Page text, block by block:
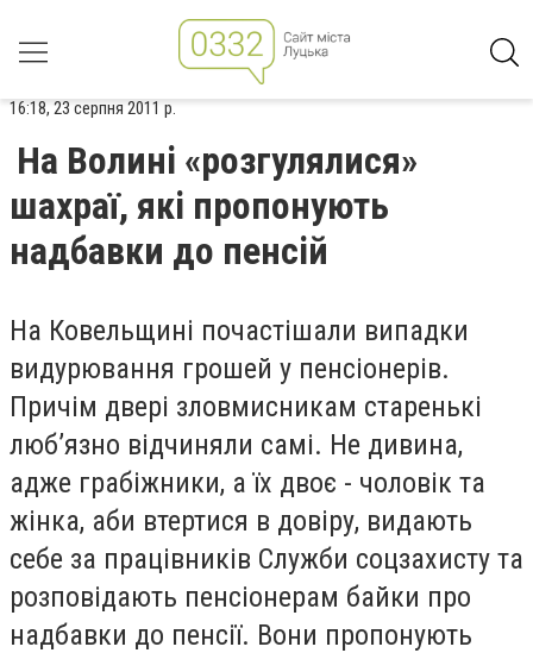
16:18, 23 серпня 2011 р.
На Волині «розгулялися»
шахраї, які пропонують
надбавки до пенсій
На Ковельщині почастішали випадки
видурювання грошей у пенсіонерів.
Причім двері зловмисникам старенькі
люб’язно відчиняли самі. Не дивина,
адже грабіжники, а їх двоє - чоловік та
жінка, аби втертися в довіру, видають
себе за працівників Служби соцзахисту та
розповідають пенсіонерам байки про
надбавки до пенсії. Вони пропонують